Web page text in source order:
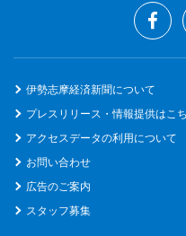
伊勢志摩経済新聞について
プレスリリース・情報提供はこ
アクセスデータの利用について
お問い合わせ
広告のご案内
スタッフ募集